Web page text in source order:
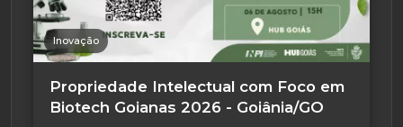
Inovação
Propriedade Intelectual com Foco em
Biotech Goianas 2026 - Goiânia/GO